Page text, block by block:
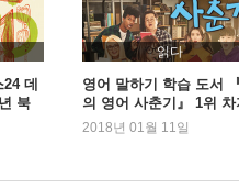
데
북
읽다
영어 말하기 학습 도서
의 영어 사춘기』 1위 차
2018년 01월 11일